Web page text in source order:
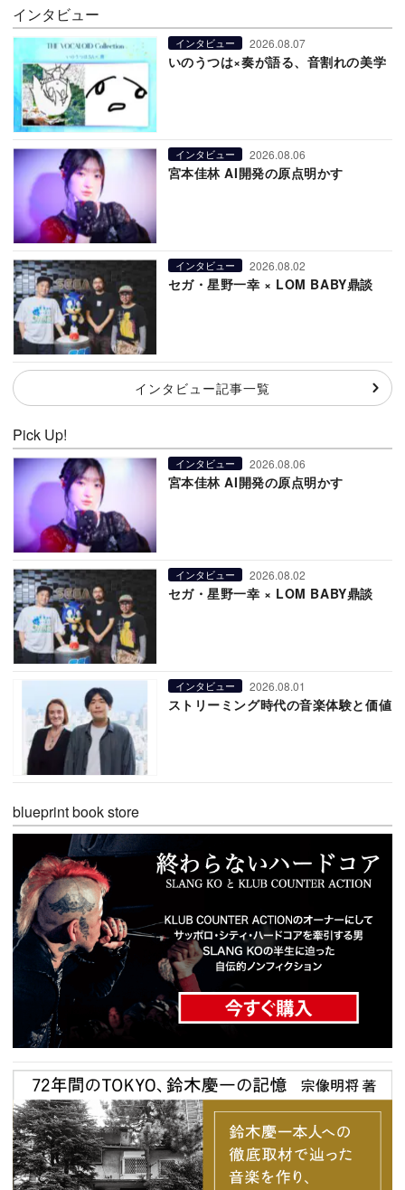
インタビュー
インタビュー 2026.08.07
いのうつは×奏が語る、音割れの美学
インタビュー 2026.08.06
宮本佳林 AI開発の原点明かす
インタビュー 2026.08.02
セガ・星野一幸 × LOM BABY鼎談
インタビュー記事一覧
Pick Up!
インタビュー 2026.08.06
宮本佳林 AI開発の原点明かす
インタビュー 2026.08.02
セガ・星野一幸 × LOM BABY鼎談
インタビュー 2026.08.01
ストリーミング時代の音楽体験と価値
blueprint book store